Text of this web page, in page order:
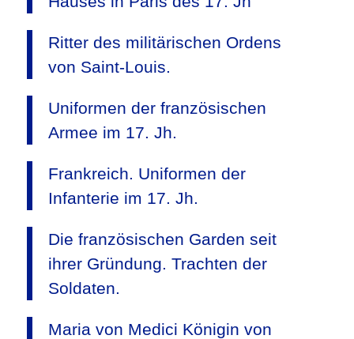
Ritter des militärischen Ordens
von Saint-Louis.
Uniformen der französischen
Armee im 17. Jh.
Frankreich. Uniformen der
Infanterie im 17. Jh.
Die französischen Garden seit
ihrer Gründung. Trachten der
Soldaten.
Maria von Medici Königin von